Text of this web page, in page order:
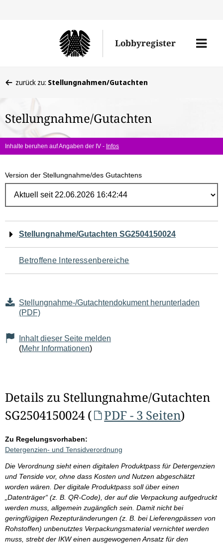
Lobbyregister
Menü
befinden
hier:
zurück zu: Stellungnahmen/Gutachten
Stellungnahme/Gutachten
Inhalte beruhen auf Angaben der IV - Infos
Version der Stellungnahme/des Gutachtens
Navigation
für
den
Seiteninhalt
Stellungnahme/Gutachten SG2504150024
Betroffene Interessenbereiche
Stellungnahme-/Gutachtendokument herunterladen
(PDF)
Inhalt dieser Seite melden
(Mehr Informationen)
Details zu Stellungnahme/Gutachten
SG2504150024 (
PDF - 3 Seiten)
Zu Regelungsvorhaben:
Detergenzien- und Tensidverordnung
Die Verordnung sieht einen digitalen Produktpass für Detergenzien
und Tenside vor, ohne dass Kosten und Nutzen abgeschätzt
worden wären. Der digitale Produktpass soll über einen
„Datenträger“ (z. B. QR-Code), der auf die Verpackung aufgedruckt
werden muss, allgemein zugänglich sein. Damit nicht bei
geringfügigen Rezepturänderungen (z. B. bei Lieferengpässen von
Rohstoffen) unbenutztes Verpackungsmaterial vernichtet werden
muss, strebt der IKW einen ausgewogenen Ansatz für den